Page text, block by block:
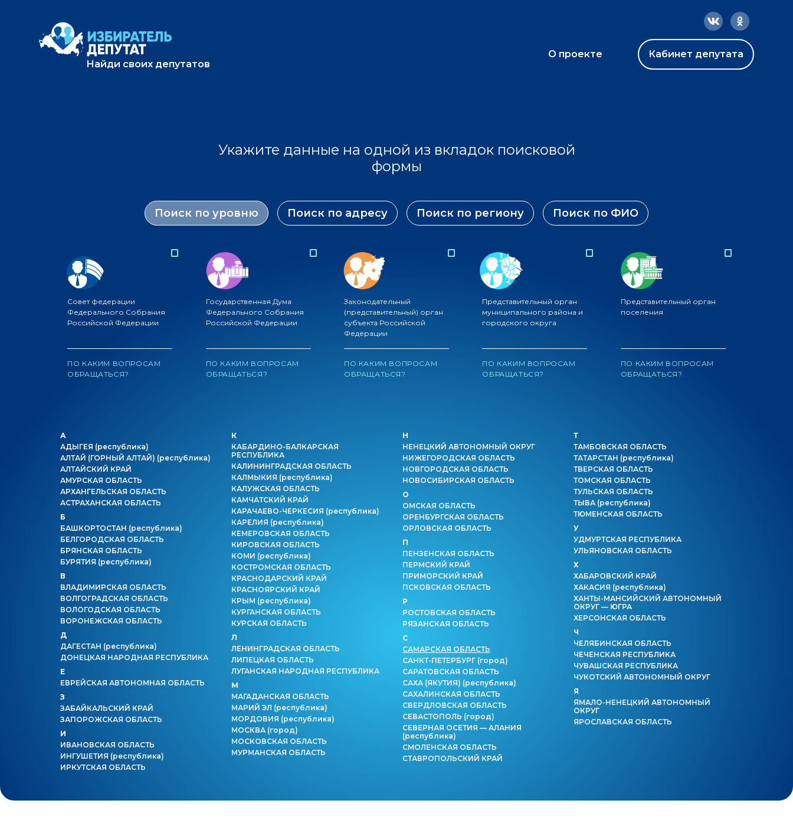
Найди своих депутатов
О проекте Кабинет депутата
Укажите данные на одной из вкладок поисковой
формы
Поиск по уровню Поиск по адресу Поиск по региону Поиск по ФИО
Совет федерации
Федерального Собрания
Российской Федерации
ПО КАКИМ ВОПРОСАМ
ОБРАЩАТЬСЯ?
Государственная Дума
Федерального Собрания
Российской Федерации
ПО КАКИМ ВОПРОСАМ
ОБРАЩАТЬСЯ?
Законодательный
(представительный) орган
субъекта Российской
Федерации
ПО КАКИМ ВОПРОСАМ
ОБРАЩАТЬСЯ?
Представительный орган
муниципального района и
городского округа
ПО КАКИМ ВОПРОСАМ
ОБРАЩАТЬСЯ?
Представительный орган
поселения
ПО КАКИМ ВОПРОСАМ
ОБРАЩАТЬСЯ?
А
АДЫГЕЯ (республика)
АЛТАЙ (ГОРНЫЙ АЛТАЙ) (республика)
АЛТАЙСКИЙ КРАЙ
АМУРСКАЯ ОБЛАСТЬ
АРХАНГЕЛЬСКАЯ ОБЛАСТЬ
АСТРАХАНСКАЯ ОБЛАСТЬ
Б
БАШКОРТОСТАН (республика)
БЕЛГОРОДСКАЯ ОБЛАСТЬ
БРЯНСКАЯ ОБЛАСТЬ
БУРЯТИЯ (республика)
В
ВЛАДИМИРСКАЯ ОБЛАСТЬ
ВОЛГОГРАДСКАЯ ОБЛАСТЬ
ВОЛОГОДСКАЯ ОБЛАСТЬ
ВОРОНЕЖСКАЯ ОБЛАСТЬ
Д
ДАГЕСТАН (республика)
ДОНЕЦКАЯ НАРОДНАЯ РЕСПУБЛИКА
Е
ЕВРЕЙСКАЯ АВТОНОМНАЯ ОБЛАСТЬ
З
ЗАБАЙКАЛЬСКИЙ КРАЙ
ЗАПОРОЖСКАЯ ОБЛАСТЬ
И
ИВАНОВСКАЯ ОБЛАСТЬ
ИНГУШЕТИЯ (республика)
ИРКУТСКАЯ ОБЛАСТЬ
К
КАБАРДИНО-БАЛКАРСКАЯ
РЕСПУБЛИКА
КАЛИНИНГРАДСКАЯ ОБЛАСТЬ
КАЛМЫКИЯ (республика)
КАЛУЖСКАЯ ОБЛАСТЬ
КАМЧАТСКИЙ КРАЙ
КАРАЧАЕВО-ЧЕРКЕСИЯ (республика)
КАРЕЛИЯ (республика)
КЕМЕРОВСКАЯ ОБЛАСТЬ
КИРОВСКАЯ ОБЛАСТЬ
КОМИ (республика)
КОСТРОМСКАЯ ОБЛАСТЬ
КРАСНОДАРСКИЙ КРАЙ
КРАСНОЯРСКИЙ КРАЙ
КРЫМ (республика)
КУРГАНСКАЯ ОБЛАСТЬ
КУРСКАЯ ОБЛАСТЬ
Л
ЛЕНИНГРАДСКАЯ ОБЛАСТЬ
ЛИПЕЦКАЯ ОБЛАСТЬ
ЛУГАНСКАЯ НАРОДНАЯ РЕСПУБЛИКА
М
МАГАДАНСКАЯ ОБЛАСТЬ
МАРИЙ ЭЛ (республика)
МОРДОВИЯ (республика)
МОСКВА (город)
МОСКОВСКАЯ ОБЛАСТЬ
МУРМАНСКАЯ ОБЛАСТЬ
Н
НЕНЕЦКИЙ АВТОНОМНЫЙ ОКРУГ
НИЖЕГОРОДСКАЯ ОБЛАСТЬ
НОВГОРОДСКАЯ ОБЛАСТЬ
НОВОСИБИРСКАЯ ОБЛАСТЬ
О
ОМСКАЯ ОБЛАСТЬ
ОРЕНБУРГСКАЯ ОБЛАСТЬ
ОРЛОВСКАЯ ОБЛАСТЬ
П
ПЕНЗЕНСКАЯ ОБЛАСТЬ
ПЕРМСКИЙ КРАЙ
ПРИМОРСКИЙ КРАЙ
ПСКОВСКАЯ ОБЛАСТЬ
Р
РОСТОВСКАЯ ОБЛАСТЬ
РЯЗАНСКАЯ ОБЛАСТЬ
С
САМАРСКАЯ ОБЛАСТЬ
САНКТ-ПЕТЕРБУРГ (город)
САРАТОВСКАЯ ОБЛАСТЬ
САХА (ЯКУТИЯ) (республика)
САХАЛИНСКАЯ ОБЛАСТЬ
СВЕРДЛОВСКАЯ ОБЛАСТЬ
СЕВАСТОПОЛЬ (город)
СЕВЕРНАЯ ОСЕТИЯ — АЛАНИЯ
(республика)
СМОЛЕНСКАЯ ОБЛАСТЬ
СТАВРОПОЛЬСКИЙ КРАЙ
Т
ТАМБОВСКАЯ ОБЛАСТЬ
ТАТАРСТАН (республика)
ТВЕРСКАЯ ОБЛАСТЬ
ТОМСКАЯ ОБЛАСТЬ
ТУЛЬСКАЯ ОБЛАСТЬ
ТЫВА (республика)
ТЮМЕНСКАЯ ОБЛАСТЬ
У
УДМУРТСКАЯ РЕСПУБЛИКА
УЛЬЯНОВСКАЯ ОБЛАСТЬ
Х
ХАБАРОВСКИЙ КРАЙ
ХАКАСИЯ (республика)
ХАНТЫ-МАНСИЙСКИЙ АВТОНОМНЫЙ
ОКРУГ — ЮГРА
ХЕРСОНСКАЯ ОБЛАСТЬ
Ч
ЧЕЛЯБИНСКАЯ ОБЛАСТЬ
ЧЕЧЕНСКАЯ РЕСПУБЛИКА
ЧУВАШСКАЯ РЕСПУБЛИКА
ЧУКОТСКИЙ АВТОНОМНЫЙ ОКРУГ
Я
ЯМАЛО-НЕНЕЦКИЙ АВТОНОМНЫЙ
ОКРУГ
ЯРОСЛАВСКАЯ ОБЛАСТЬ